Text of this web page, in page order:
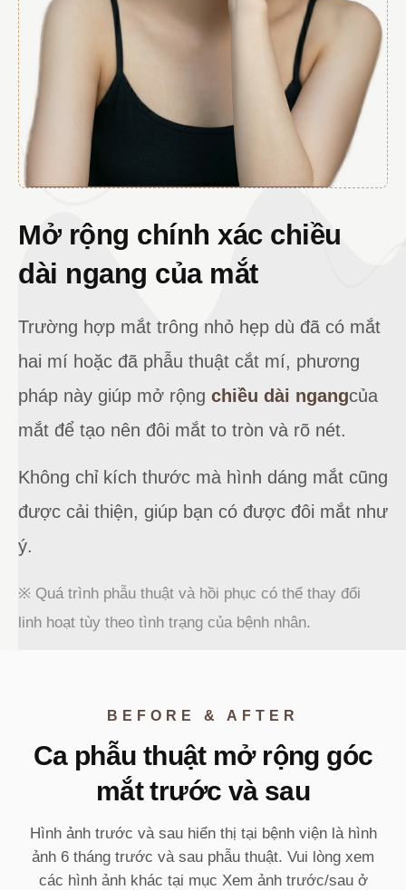
Mở rộng chính xác chiều
dài ngang của mắt
Trường hợp mắt trông nhỏ hẹp dù đã có mắt
hai mí hoặc đã phẫu thuật cắt mí, phương
pháp này giúp mở rộng chiều dài ngangcủa
mắt để tạo nên đôi mắt to tròn và rõ nét.
Không chỉ kích thước mà hình dáng mắt cũng
được cải thiện, giúp bạn có được đôi mắt như
ý.
※ Quá trình phẫu thuật và hồi phục có thể thay đổi
linh hoạt tùy theo tình trạng của bệnh nhân.
BEFORE & AFTER
Ca phẫu thuật mở rộng góc
mắt trước và sau
Hình ảnh trước và sau hiển thị tại bệnh viện là hình
ảnh 6 tháng trước và sau phẫu thuật. Vui lòng xem
các hình ảnh khác tại mục Xem ảnh trước/sau ở